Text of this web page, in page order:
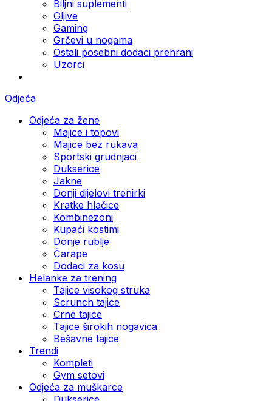
Biljni suplementi
Gljive
Gaming
Grčevi u nogama
Ostali posebni dodaci prehrani
Uzorci
Odjeća
Odjeća za žene
Majice i topovi
Majice bez rukava
Sportski grudnjaci
Dukserice
Jakne
Donji dijelovi trenirki
Kratke hlačice
Kombinezoni
Kupaći kostimi
Donje rublje
Čarape
Dodaci za kosu
Helanke za trening
Tajice visokog struka
Scrunch tajice
Crne tajice
Tajice širokih nogavica
Bešavne tajice
Trendi
Kompleti
Gym setovi
Odjeća za muškarce